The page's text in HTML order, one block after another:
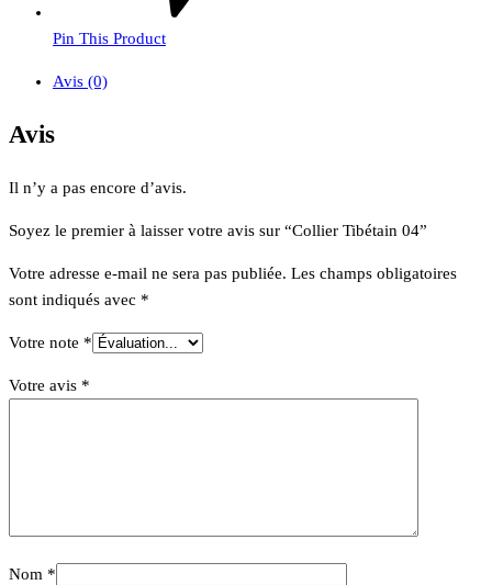
Pin This Product
Avis (0)
Avis
Il n’y a pas encore d’avis.
Soyez le premier à laisser votre avis sur “Collier Tibétain 04”
Votre adresse e-mail ne sera pas publiée. Les champs obligatoires
sont indiqués avec *
Votre note *
Votre avis *
Nom *